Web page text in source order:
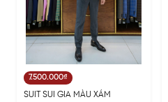
7.500.000₫
SUIT SUI GIA MÀU XÁM